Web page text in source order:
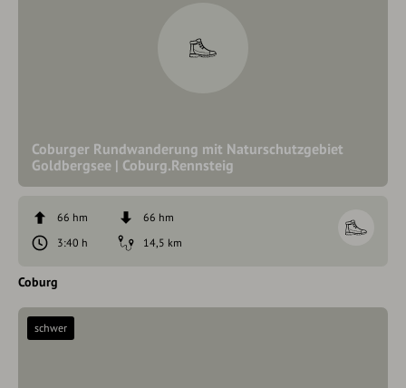
Coburger Rundwanderung mit Naturschutzgebiet
Goldbergsee | Coburg.Rennsteig
66 hm
66 hm
3:40 h
14,5 km
Coburg
schwer